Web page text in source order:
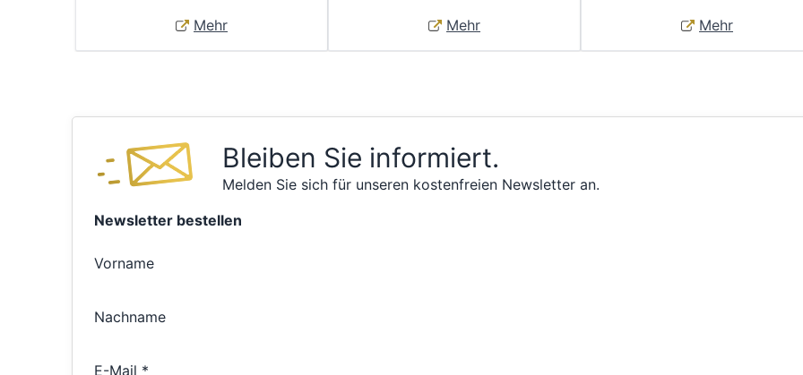
Mehr Mehr Mehr
Bleiben Sie informiert.
Melden Sie sich für unseren kostenfreien Newsletter an.